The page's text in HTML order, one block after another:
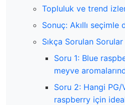
Topluluk ve trend
Sonuç: Akıllı seçimle
Sıkça Sorulan Sorular
Soru 1: Blue
meyve
Soru 2: Hangi PG/
raspberry için